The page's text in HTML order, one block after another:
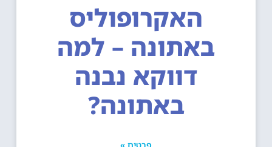
האקרופוליס
באתונה – למה
דווקא נבנה
באתונה?